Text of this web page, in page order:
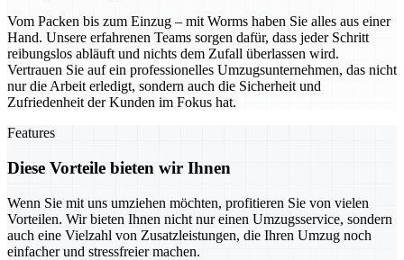
Vom Packen bis zum Einzug – mit Worms haben Sie alles aus einer
Hand. Unsere erfahrenen Teams sorgen dafür, dass jeder Schritt
reibungslos abläuft und nichts dem Zufall überlassen wird.
Vertrauen Sie auf ein professionelles Umzugsunternehmen, das nicht
nur die Arbeit erledigt, sondern auch die Sicherheit und
Zufriedenheit der Kunden im Fokus hat.
Features
Diese Vorteile bieten wir Ihnen
Wenn Sie mit uns umziehen möchten, profitieren Sie von vielen
Vorteilen. Wir bieten Ihnen nicht nur einen Umzugsservice, sondern
auch eine Vielzahl von Zusatzleistungen, die Ihren Umzug noch
einfacher und stressfreier machen.